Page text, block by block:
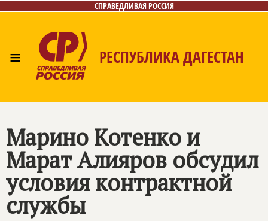
СПРАВЕДЛИВАЯ РОССИЯ
≡ РЕСПУБЛИКА ДАГЕСТАН
Марино Котенко и
Марат Алияров обсудил
условия контрактной
службы